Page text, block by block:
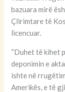
bazuara mirë
Çlirimtare të
licencuar.
“Duhet të kihet
deponimin e
ishte në
Amerikës, e të